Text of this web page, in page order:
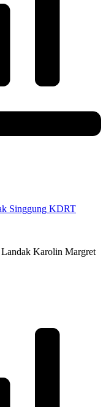
Singgung KDRT
Karolin Margret